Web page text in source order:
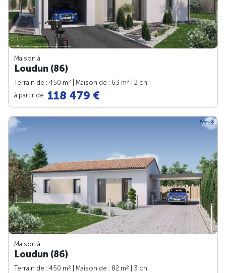
Maison à
Loudun (86)
Terrain de : 450 m2 | Maison de : 63 m2
| 2 ch.
à partir de 118 479 €
Maison à
Loudun (86)
Terrain de : 450 m2 | Maison de : 82 m2
| 3 ch.